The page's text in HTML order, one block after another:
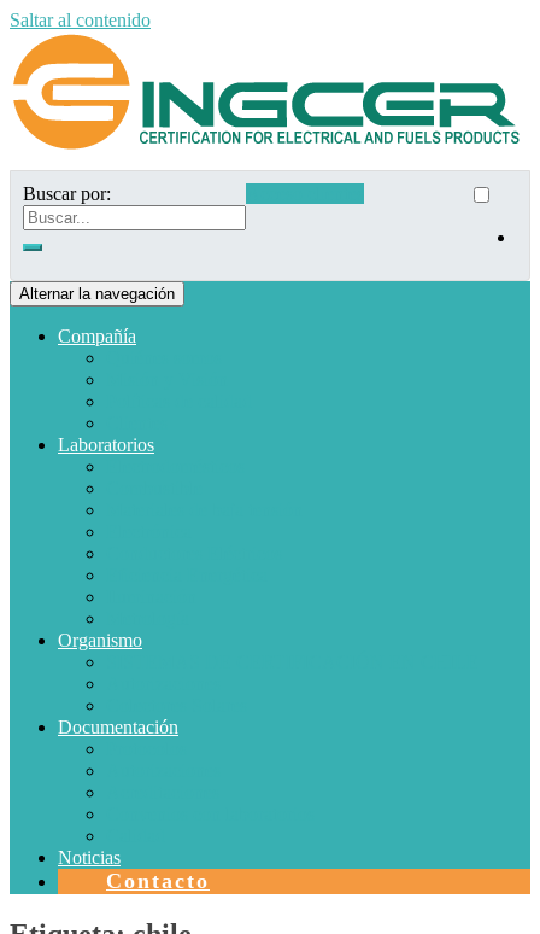
Saltar al contenido
Buscar por:
Alternar la navegación
Compañía
Laboratorios
Organismo
Documentación
Noticias
Contacto